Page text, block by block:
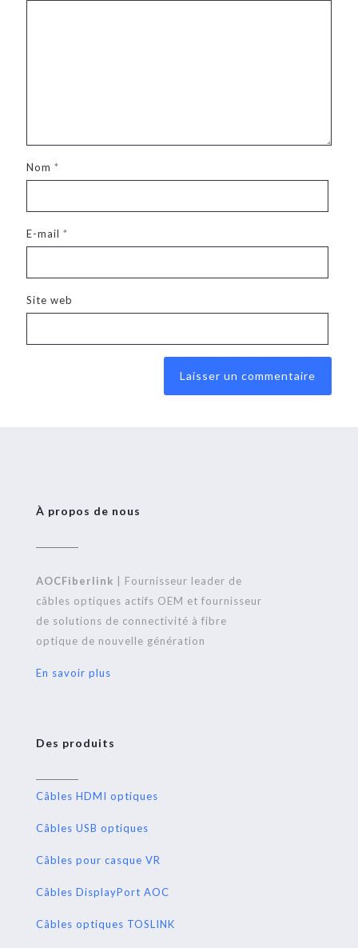
Nom *
E-mail *
Site web
À propos de nous
AOCFiberlink | Fournisseur leader de
câbles optiques actifs OEM et fournisseur
de solutions de connectivité à fibre
optique de nouvelle génération
En savoir plus
Des produits
Câbles HDMI optiques
Câbles USB optiques
Câbles pour casque VR
Câbles DisplayPort AOC
Câbles optiques TOSLINK